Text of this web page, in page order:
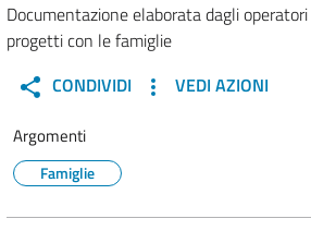
Documentazione elaborata dagli
progetti con le famiglie
CONDIVIDI
VEDI AZIONI
Argomenti
Famiglie